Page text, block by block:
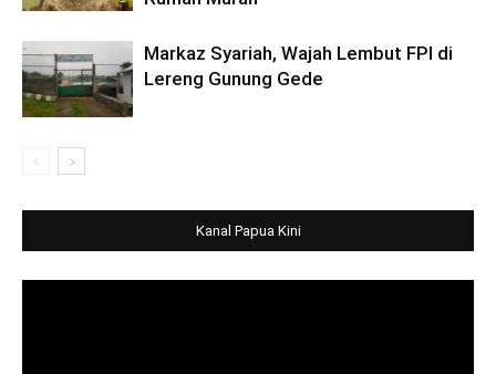
Markaz Syariah, Wajah Lembut FPI di
Lereng Gunung Gede
Kanal Papua Kini